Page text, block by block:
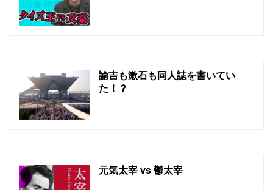
諭吉も漱石も同人誌を書いてい
た！？
元気太宰 vs 鬱太宰